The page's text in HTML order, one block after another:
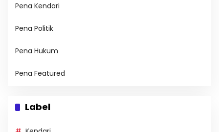
Pena Kendari
Pena Politik
Pena Hukum
Pena Featured
Label